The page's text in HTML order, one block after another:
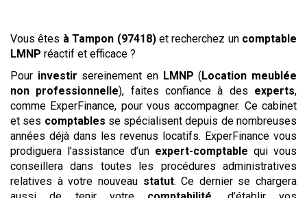
Vous êtes à Tampon (97418)et recherchez un comptable
LMNP réactif et efficace ?
Pour investir sereinement en LMNP ( Location meublée
non professionnelle), faites confiance à des experts,
comme ExperFinance, pour vous accompagner. Ce cabinet
et ses comptables se spécialisent depuis de nombreuses
années déjà dans les revenus locatifs. ExperFinance vous
prodiguera l’assistance d’un expert-comptable qui vous
conseillera dans toutes les procédures administratives
relatives à votre nouveau statut. Ce dernier se chargera